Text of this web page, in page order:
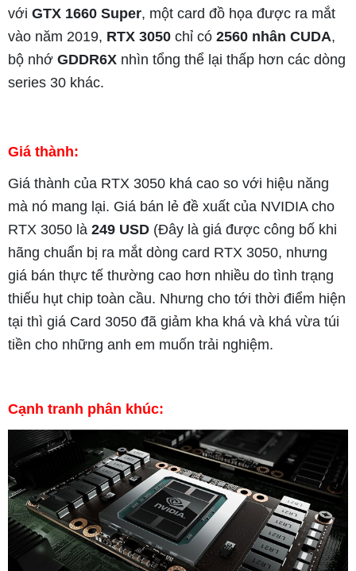
với GTX 1660 Super, một card đồ họa được ra mắt
vào năm 2019, RTX 3050 chỉ có 2560 nhân CUDA,
bộ nhớ GDDR6X nhìn tổng thể lại thấp hơn các dòng
series 30 khác.
Giá thành:
Giá thành của RTX 3050 khá cao so với hiệu năng
mà nó mang lại. Giá bán lẻ đề xuất của NVIDIA cho
RTX 3050 là 249 USD (Đây là giá được công bố khi
hãng chuẩn bị ra mắt dòng card RTX 3050, nhưng
giá bán thực tế thường cao hơn nhiều do tình trạng
thiếu hụt chip toàn cầu. Nhưng cho tới thời điểm hiện
tại thì giá Card 3050 đã giảm kha khá và khá vừa túi
tiền cho những anh em muốn trải nghiệm.
Cạnh tranh phân khúc: